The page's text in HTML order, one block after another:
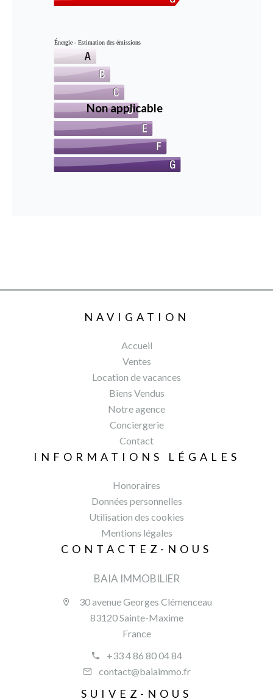
Énergie - Estimation des émissions
Non applicable
NAVIGATION
Accueil
Ventes
Location de vacances
Biens Vendus
Notre agence
Conciergerie
Contact
INFORMATIONS LÉGALES
Honoraires
Données personnelles
Utilisation des cookies
Mentions légales
CONTACTEZ-NOUS
BAIA IMMOBILIER
30 avenue Georges Clémenceau
83120 Sainte-Maxime
France
+33 4 86 80 04 84
contact@baiaimmo.fr
SUIVEZ-NOUS